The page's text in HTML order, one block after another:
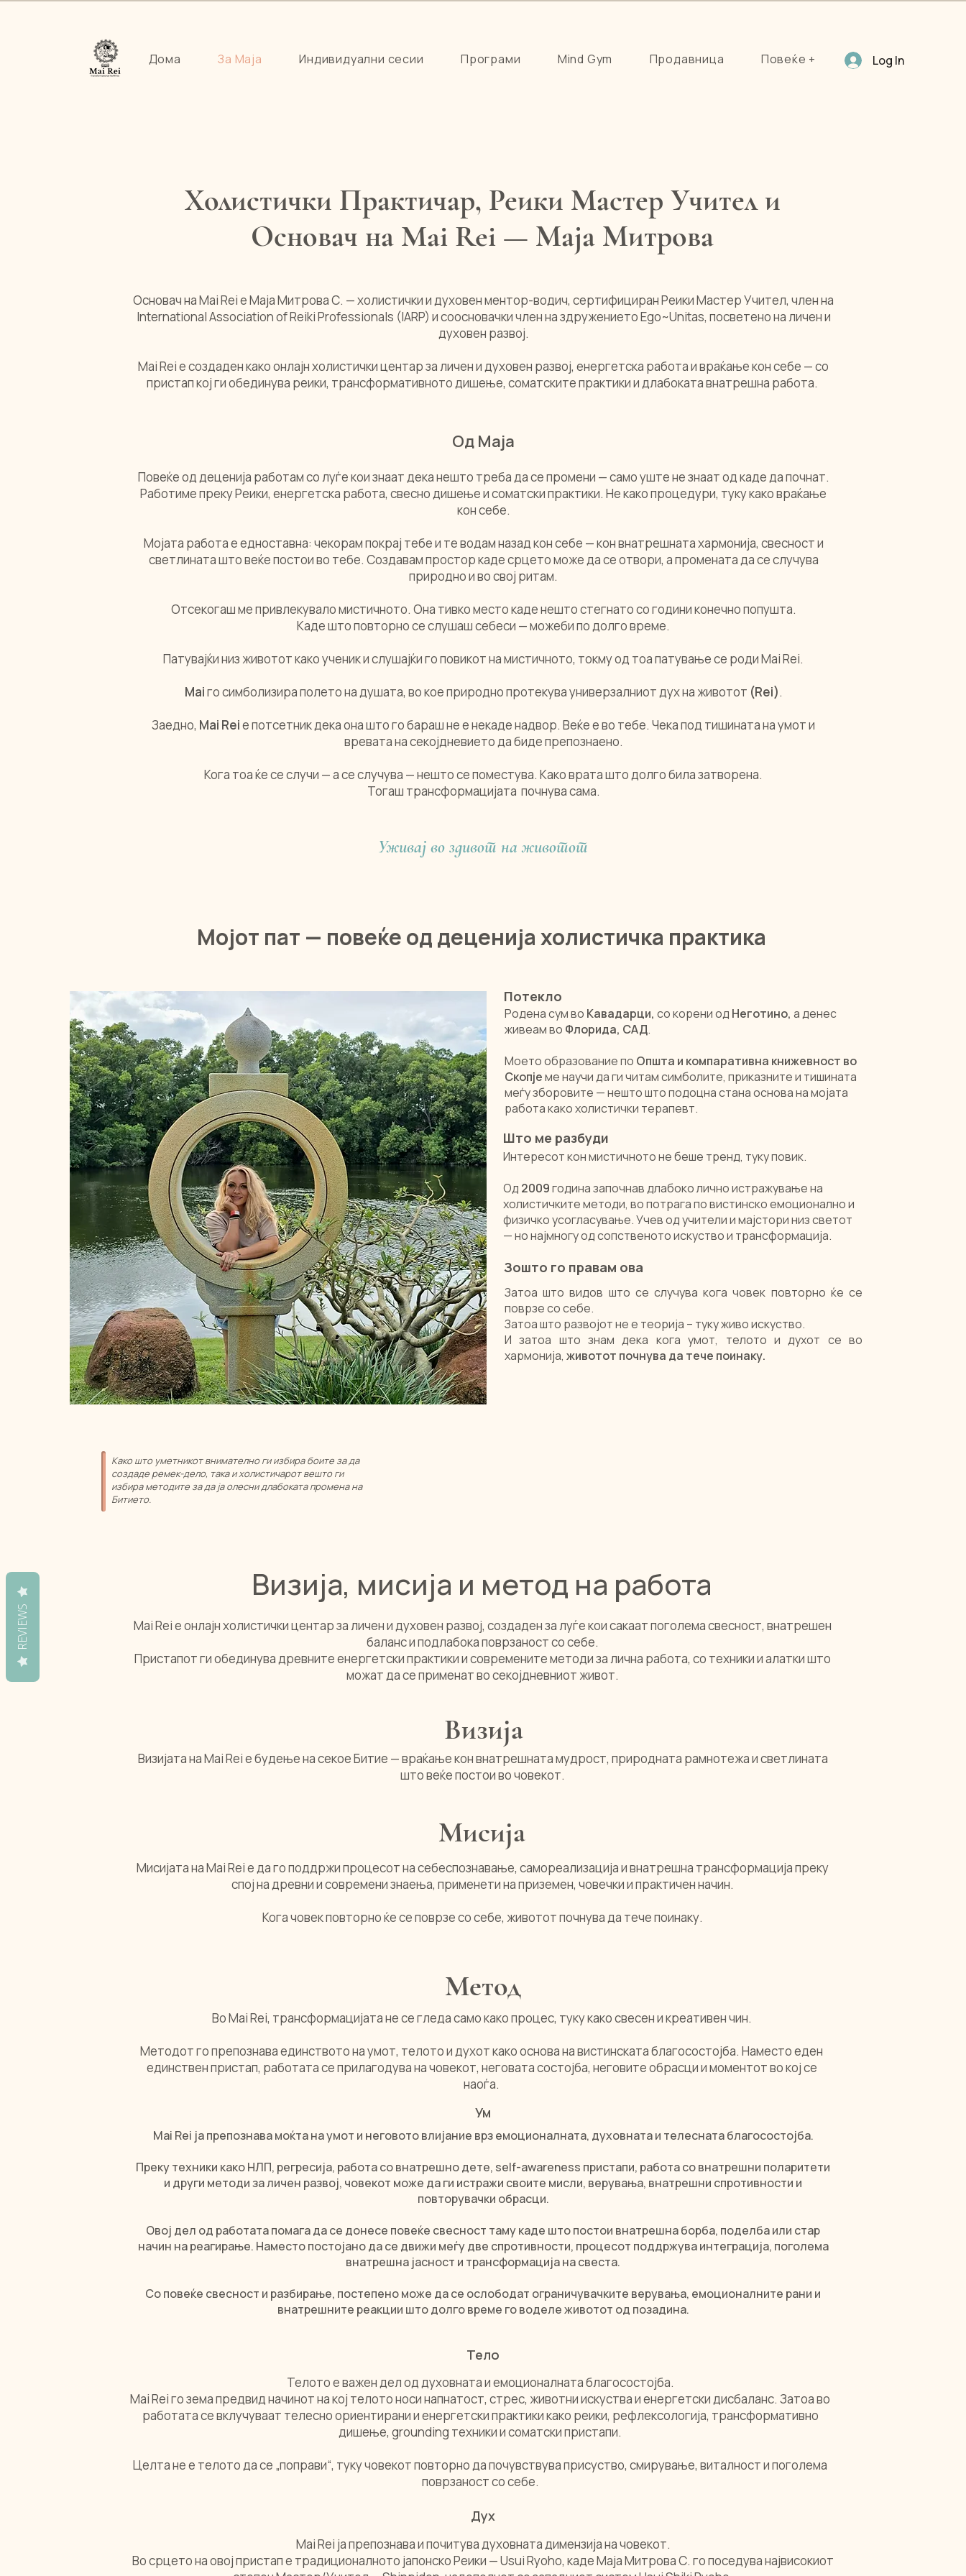
Дома За Маја Индивидуални сесии Програми Mind Gym Продавница Повеќе + Log In
Мојот пат — повеќе од деценија холистичка практика
Потекло
Родена сум во Кавадарци, со корени од Неготино, а денес
живеам во Флорида, САД.
Моето образование по Општа и компаративна книжевност во
Скопјеме научи да ги читам симболите, приказните и тишината
меѓу зборовите — нешто што подоцна стана основа на мојата
работа како холистички терапевт.
Што ме разбуди
Интересот кон мистичното не беше тренд, туку повик.
Од 2009година започнав длабоко лично истражување на
холистичките методи, во потрага по вистинско емоционално и
физичко усогласување. Учев од учители и мајстори низ светот
— но најмногу од сопственото искуство и трансформација.
Зошто го правам ова
Затоа што видов што се случува кога човек повторно ќе се
поврзе со себе.
Затоа што развојот не е теорија – туку живо искуство.
И затоа што знам дека кога умот, телото и духот се во
хармонија, животот почнува да тече поинаку.​​​​
Како што уметникот внимателно ги избира боите за да
создаде ремек-дело, така и холистичарот вешто ги
избира методите за да ја олесни длабоката промена на
Битието.
Холистички Практичар, Реики Мастер Учител и
Основач на Mai Rei — Маја Митрова
Основач на Mai Rei е Маја Митрова С. — холистички и духовен ментор-водич, сертифициран Реики Мастер Учител, член на
International Association of Reiki Professionals (IARP) и соосновачки член на здружението Ego~Unitas, посветено на личен и
духовен развој.
Mai Rei е создаден како онлајн холистички центар за личен и духовен развој, енергетска работа и враќање кон себе — со
пристап кој ги обединува реики, трансформативното дишење, соматските практики и длабоката внатрешна работа.
Од Маја
Повеќе од деценија работам со луѓе кои знаат дека нешто треба да се промени — само уште не знаат од каде да почнат.
Работиме преку Реики, енергетска работа, свесно дишење и соматски практики. Не како процедури, туку како враќање
кон себе.
Мојата работа е едноставна: чекорам покрај тебе и те водам назад кон себе — кон внатрешната хармонија, свесност и
светлината што веќе постои во тебе. Создавам простор каде срцето може да се отвори, а промената да се случува
природно и во свој ритам.
Отсекогаш ме привлекувало мистичното. Она тивко место каде нешто стегнато со години конечно попушта.
Каде што повторно се слушаш себеси — можеби по долго време.
Патувајќи низ животот како ученик и слушајќи го повикот на мистичното, токму од тоа патување се роди Mai Rei.
Maiго симболизира полето на душата, во кое природно протекува универзалниот дух на животот (Rei).
Заедно, Mai Reiе потсетник дека она што го бараш не е некаде надвор. Веќе е во тебе. Чека под тишината на умот и
вревата на секојдневието да биде препознаено.
Кога тоа ќе се случи — а се случува — нешто се поместува. Како врата што долго била затворена.
Тогаш трансформацијата почнува сама.
Уживај во здивот на животот
Визија, мисија и метод на работа
Mai Rei е онлајн холистички центар за личен и духовен развој, создаден за луѓе кои сакаат поголема свесност, внатрешен
баланс и подлабока поврзаност со себе.
Пристапот ги обединува древните енергетски практики и современите методи за лична работа, со техники и алатки што
можат да се применат во секојдневниот живот.
Визија
Визијата на Mai Rei е будење на секое Битие — враќање кон внатрешната мудрост, природната рамнотежа и светлината
што веќе постои во човекот.
Мисија
Мисијата на Mai Rei е да го поддржи процесот на себеспознавање, самореализација и внатрешна трансформација преку
спој на древни и современи знаења, применети на приземен, човечки и практичен начин.
Кога човек повторно ќе се поврзе со себе, животот почнува да тече поинаку.
Метод
Во Mai Rei, трансформацијата не се гледа само како процес, туку како свесен и креативен чин.
Методот го препознава единството на умот, телото и духот како основа на вистинската благосостојба. Наместо еден
единствен пристап, работата се прилагодува на човекот, неговата состојба, неговите обрасци и моментот во кој се
наоѓа.
Ум
Mai Rei ја препознава моќта на умот и неговото влијание врз емоционалната, духовната и телесната благосостојба.
Преку техники како НЛП, регресија, работа со внатрешно дете, self-awareness пристапи, работа со внатрешни поларитети
и други методи за личен развој, човекот може да ги истражи своите мисли, верувања, внатрешни спротивности и
повторувачки обрасци.
Овој дел од работата помага да се донесе повеќе свесност таму каде што постои внатрешна борба, поделба или стар
начин на реагирање. Наместо постојано да се движи меѓу две спротивности, процесот поддржува интеграција, поголема
внатрешна јасност и трансформација на свеста.
Со повеќе свесност и разбирање, постепено може да се ослободат ограничувачките верувања, емоционалните рани и
внатрешните реакции што долго време го воделе животот од позадина.
Тело
Телото е важен дел од духовната и емоционалната благосостојба.
Mai Rei го зема предвид начинот на кој телото носи напнатост, стрес, животни искуства и енергетски дисбаланс. Затоа во
работата се вклучуваат телесно ориентирани и енергетски практики како реики, рефлексологија, трансформативно
дишење, grounding техники и соматски пристапи.
Целта не е телото да се „поправи“, туку човекот повторно да почувствува присуство, смирување, виталност и поголема
поврзаност со себе.
Дух
Mai Rei ја препознава и почитува духовната димензија на човекот.
Во срцето на овој пристап е традиционалното јапонско Реики — Usui Ryoho, каде Маја Митрова С. го поседува највисокиот
REVIEWS